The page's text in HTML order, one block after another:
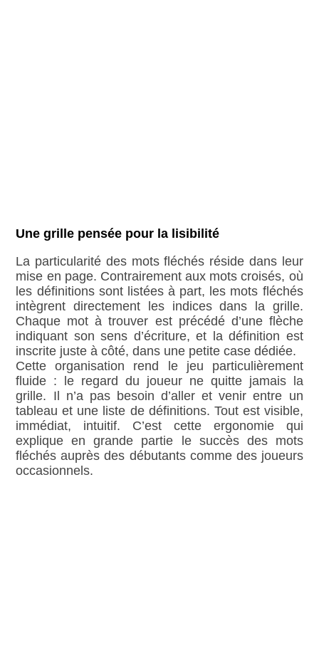
Une grille pensée pour la lisibilité
La particularité des mots fléchés réside dans leur
mise en page. Contrairement aux mots croisés, où
les définitions sont listées à part, les mots fléchés
intègrent directement les indices dans la grille.
Chaque mot à trouver est précédé d’une flèche
indiquant son sens d’écriture, et la définition est
inscrite juste à côté, dans une petite case dédiée.
Cette organisation rend le jeu particulièrement
fluide : le regard du joueur ne quitte jamais la
grille. Il n’a pas besoin d’aller et venir entre un
tableau et une liste de définitions. Tout est visible,
immédiat, intuitif. C’est cette ergonomie qui
explique en grande partie le succès des mots
fléchés auprès des débutants comme des joueurs
occasionnels.